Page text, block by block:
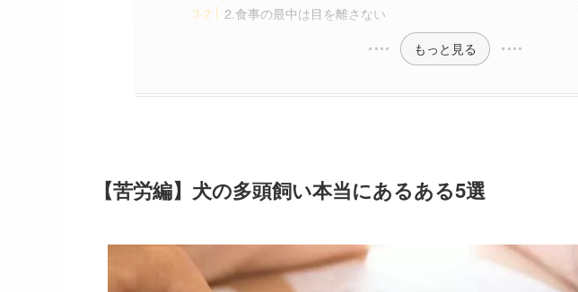
2.食事の最中は目を離さない
もっと見る
【苦労編】犬の多頭飼い本当にあるある5選